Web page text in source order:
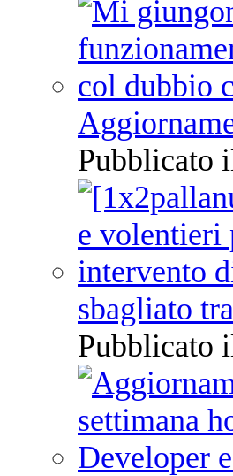
Pubblicato
sbagliato
Pubblicato